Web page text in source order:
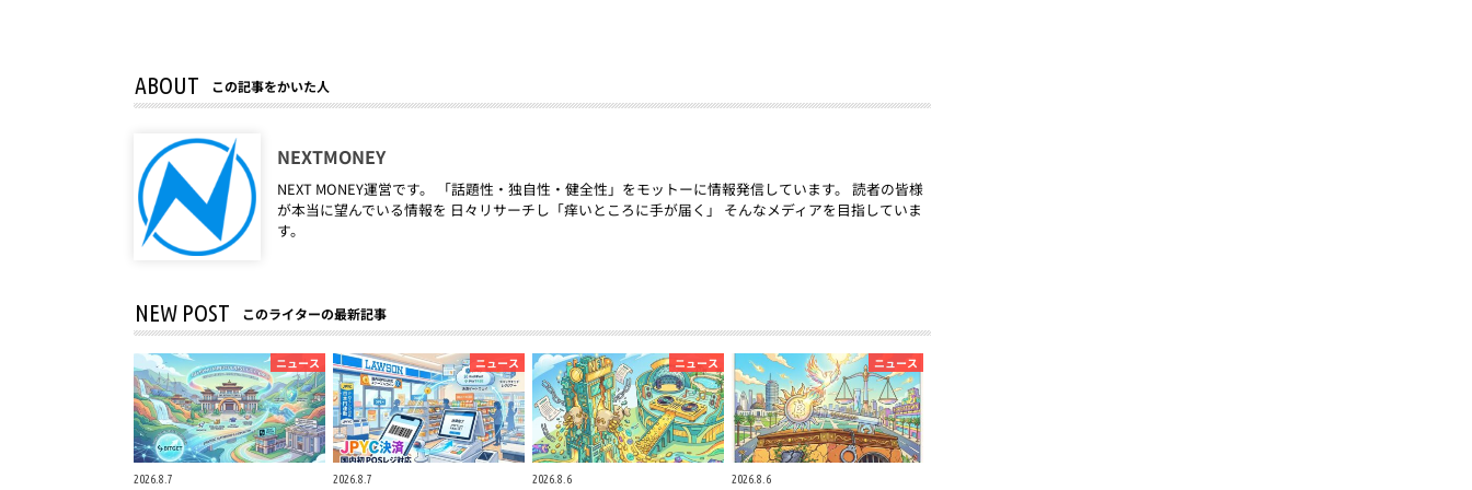
ABOUT この記事をかいた人
NEXTMONEY
NEXT MONEY運営です。 「話題性・独自性・健全性」をモットーに情報発信しています。 読者の皆様
が本当に望んでいる情報を 日々リサーチし「痒いところに手が届く」 そんなメディアを目指していま
す。
NEW POST このライターの最新記事
ニュース
2026.8.7
ニュース
2026.8.7
ニュース
2026.8.6
ニュース
2026.8.6